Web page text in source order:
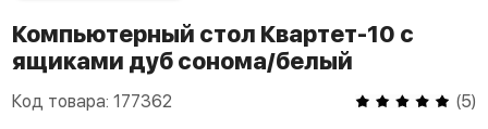
Компьютерный стол Квартет-10 с
ящиками дуб сонома/белый
Код товара: 177362 (5)